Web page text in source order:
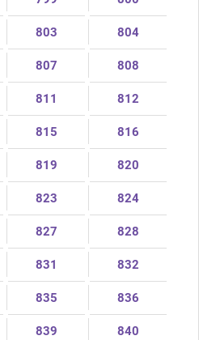
803 804
807 808
811 812
815 816
819 820
823 824
827 828
831 832
835 836
839 840